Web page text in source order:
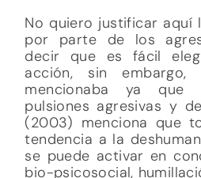
No quiero justificar aquí
por parte de los
decir que es fácil
acción, sin
mencionaba ya que
pulsiones agresivas y
(2003) menciona que
tendencia a la
se puede activar en
bio-psicosocial,